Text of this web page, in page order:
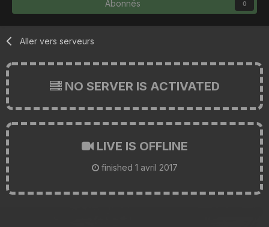
Abonnés 0
Aller vers serveurs
NO SERVER IS ACTIVATED
LIVE IS OFFLINE
finished 1 avril 2017